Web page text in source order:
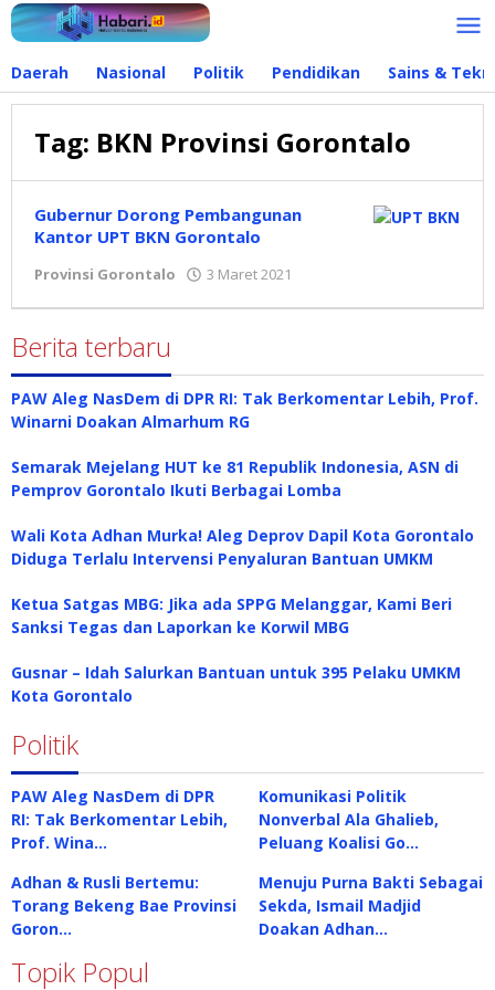
Lewati
ke
Daerah Nasional Politik Pendidikan Sains &
Tag: BKN Provinsi Gorontalo
Gubernur Dorong Pembangunan
Kantor UPT BKN Gorontalo
Provinsi Gorontalo 3 Maret 2021
Berita terbaru
PAW Aleg NasDem di DPR RI: Tak Berkomentar Lebih, Prof.
Winarni Doakan Almarhum RG
Semarak Mejelang HUT ke 81 Republik Indonesia, ASN di
Pemprov Gorontalo Ikuti Berbagai Lomba
Wali Kota Adhan Murka! Aleg Deprov Dapil Kota Gorontalo
Diduga Terlalu Intervensi Penyaluran Bantuan UMKM
Ketua Satgas MBG: Jika ada SPPG Melanggar, Kami Beri
Sanksi Tegas dan Laporkan ke Korwil MBG
Gusnar – Idah Salurkan Bantuan untuk 395 Pelaku UMKM
Kota Gorontalo
Politik
PAW Aleg NasDem di DPR
RI: Tak Berkomentar Lebih,
Prof. Wina…
Komunikasi Politik
Nonverbal Ala Ghalieb,
Peluang Koalisi Go…
Adhan & Rusli Bertemu:
Torang Bekeng Bae Provinsi
Goron…
Menuju Purna Bakti Sebagai
Sekda, Ismail Madjid
Doakan Adhan…
Topik Popul